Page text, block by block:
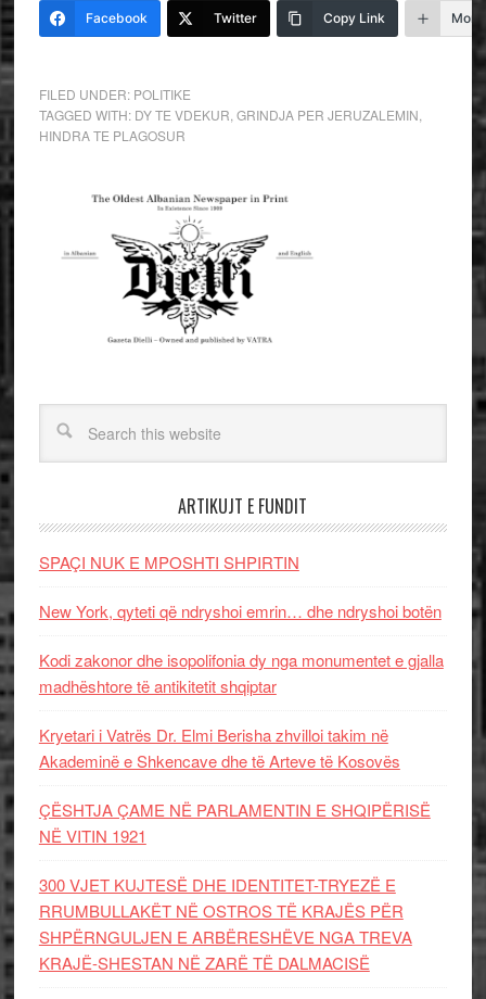
Facebook Twitter Copy Link More
FILED UNDER: POLITIKE
TAGGED WITH: DY TE VDEKUR GRINDJA PER JERUZALEMIN
HINDRA TE PLAGOSUR
ARTIKUJT E FUNDIT
SPAÇI NUK E MPOSHTI SHPIRTIN
New York, qyteti që ndryshoi emrin… dhe ndryshoi botën
Kodi zakonor dhe isopolifonia dy nga monumentet e gjalla
madhështore të antikitetit shqiptar
Kryetari i Vatrës Dr. Elmi Berisha zhvilloi takim në
Akademinë e Shkencave dhe të Arteve të Kosovës
ÇËSHTJA ÇAME NË PARLAMENTIN E SHQIPËRISË
NË VITIN 1921
300 VJET KUJTESË DHE IDENTITET-TRYEZË E
RRUMBULLAKËT NË OSTROS TË KRAJËS PËR
SHPËRNGULJEN E ARBËRESHËVE NGA TREVA
KRAJË-SHESTAN NË ZARË TË DALMACISË